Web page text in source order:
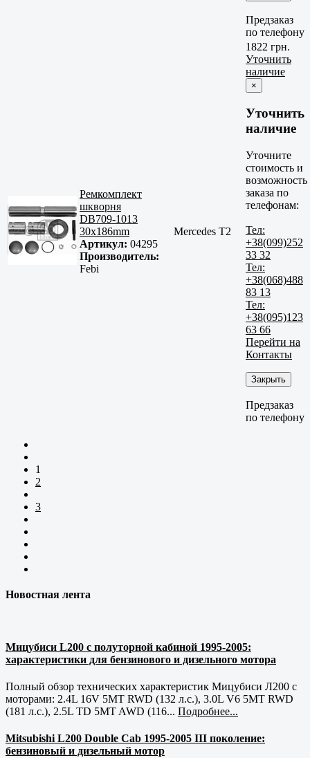
Предзаказ
по телефону
Ремкомплект
шкворня
DB709-1013
30x186mm
Артикул: 04295
Производитель:
Febi
Mercedes T2
1822 грн.
Уточнить
наличие
×
Уточнить
наличие
Уточните
стоимость и
возможность
заказа по
телефонам:
Тел:
+38(099)252
33 32
Тел:
+38(068)488
83 13
Тел:
+38(095)123
63 66
Перейти на
Контакты
Закрыть
Предзаказ
по телефону
1
2
3
Новостная лента
Мицубиси L200 с полуторной кабиной 1995-2005:
характеристики для бензинового и дизельного мотора
Полный обзор технических характеристик Мицубиси Л200 с
моторами: 2.4L 16V 5MT RWD (132 л.с.), 3.0L V6 5MT RWD
(181 л.с.), 2.5L TD 5MT AWD (116... Подробнее...
Mitsubishi L200 Double Cab 1995-2005 III поколение:
бензиновый и дизельный мотор